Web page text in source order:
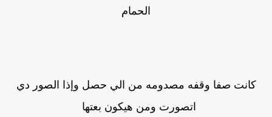
الحمام
كانت صفا وقفه مصدومه من الي حصل وإذا الصور دي
اتصورت ومن هيكون بعتها